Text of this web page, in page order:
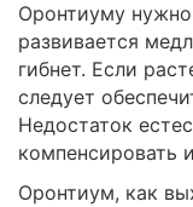
Оронтиуму
развивается
гибнет. Если
следует
Недостаток
компенсировать
Оронтиум, как